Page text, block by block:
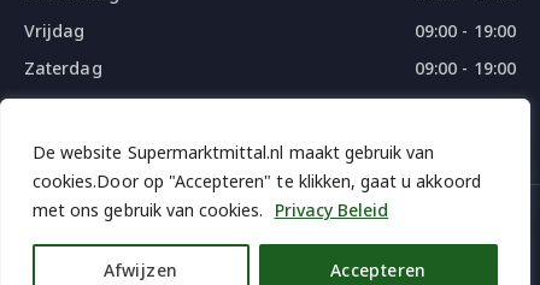
De website Supermarktmittal.nl maakt gebruik van
cookies.Door op "Accepteren" te klikken, gaat u akkoord
met ons gebruik van cookies.
Privacy Beleid
Afwijzen Accepteren
Vrijdag
09:00 - 19:00
Zaterdag
09:00 - 19:00
Zondag
09:00 - 18:00
© 2026 SUPERMARKTMITTAL - ALL RIGHTS RESERVED
BYTHE WEBDESIGN
iDEAL | Weroi Credit and Apple pay